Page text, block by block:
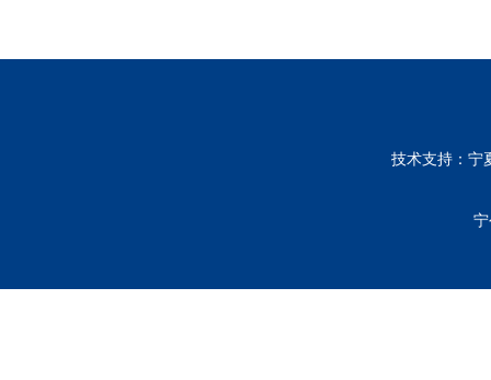
技术支持：宁
宁